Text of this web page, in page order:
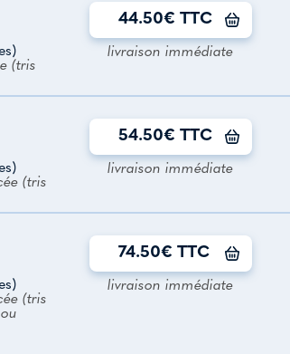
(tris
44.50€ TTC
livraison immédiate
(tris
54.50€ TTC
livraison immédiate
(tris
74.50€ TTC
livraison immédiate